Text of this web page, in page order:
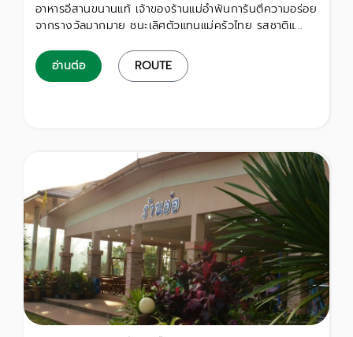
อาหารอีสานขนานแท้ เจ้าของร้านแม่อำพันการันตีความอร่อย
จากรางวัลมากมาย ชนะเลิศตัวแทนแม่ครัวไทย รสชาติแ...
อ่านต่อ ROUTE